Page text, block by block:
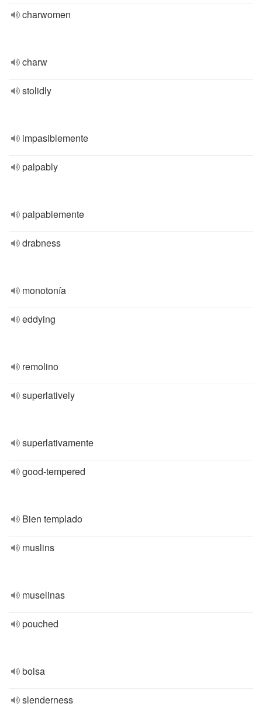
charwomen
charw
stolidly
impasiblemente
palpably
palpablemente
drabness
monotonía
eddying
remolino
superlatively
superlativamente
good-tempered
Bien templado
muslins
muselinas
pouched
bolsa
slenderness